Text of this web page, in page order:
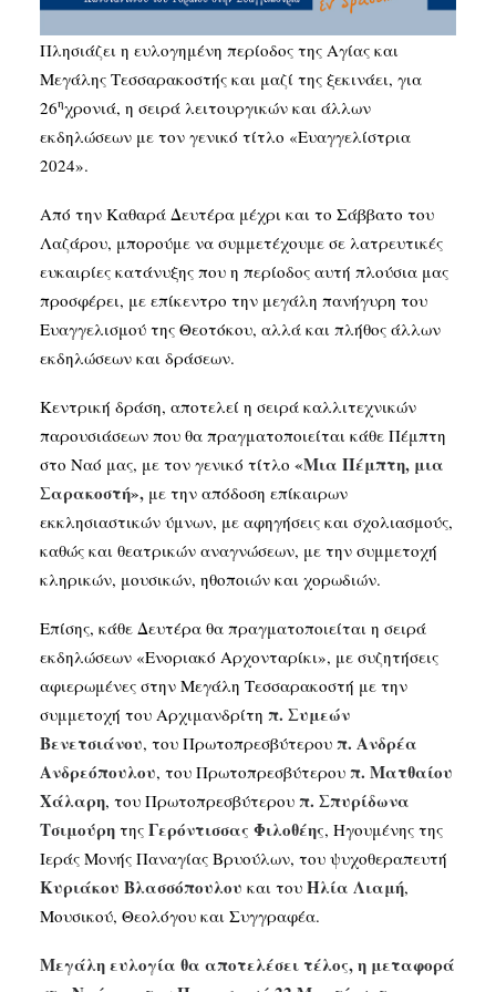
Πλησιάζει η ευλογημένη περίοδος της Αγίας και
Μεγάλης Τεσσαρακοστής και μαζί της ξεκινάει, για
26ηχρονιά, η σειρά λειτουργικών και άλλων
εκδηλώσεων με τον γενικό τίτλο «Ευαγγελίστρια
2024».
Από την Καθαρά Δευτέρα μέχρι και το Σάββατο του
Λαζάρου, μπορούμε να συμμετέχουμε σε λατρευτικές
ευκαιρίες κατάνυξης που η περίοδος αυτή πλούσια μας
προσφέρει, με επίκεντρο την μεγάλη πανήγυρη του
Ευαγγελισμού της Θεοτόκου, αλλά και πλήθος άλλων
εκδηλώσεων και δράσεων.
Κεντρική δράση, αποτελεί η σειρά καλλιτεχνικών
παρουσιάσεων που θα πραγματοποιείται κάθε Πέμπτη
στο Ναό μας, με τον γενικό τίτλο «Μια Πέμπτη, μια
Σαρακοστή», με την απόδοση επίκαιρων
εκκλησιαστικών ύμνων, με αφηγήσεις και σχολιασμούς,
καθώς και θεατρικών αναγνώσεων, με την συμμετοχή
κληρικών, μουσικών, ηθοποιών και χορωδιών.
Επίσης, κάθε Δευτέρα θα πραγματοποιείται η σειρά
εκδηλώσεων «Ενοριακό Αρχονταρίκι», με συζητήσεις
αφιερωμένες στην Μεγάλη Τεσσαρακοστή με την
συμμετοχή του Αρχιμανδρίτη π. Συμεών
Βενετσιάνου, του Πρωτοπρεσβύτερου π. Ανδρέα
Ανδρεόπουλου, του Πρωτοπρεσβύτερου π. Ματθαίου
Χάλαρη, του Πρωτοπρεσβύτερου π. Σπυρίδωνα
Τσιμούρη της Γερόντισσας Φιλοθέης, Ηγουμένης της
Ιεράς Μονής Παναγίας Βρυούλων, του ψυχοθεραπευτή
Κυριάκου Βλασσόπουλου και του Ηλία Λιαμή,
Μουσικού, Θεολόγου και Συγγραφέα.
Μεγάλη ευλογία θα αποτελέσει τέλος, η μεταφορά